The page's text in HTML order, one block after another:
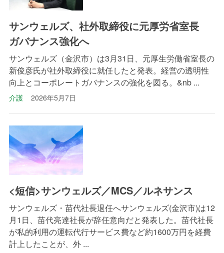
サンウェルズ、社外取締役に元厚労省室長
ガバナンス強化へ
サンウェルズ（金沢市）は3月31日、元厚生労働省室長の
新俊彦氏が社外取締役に就任したと発表。経営の透明性
向上とコーポレートガバナンスの強化を図る。&nb ...
介護 2026年5月7日
<短信>サンウェルズ／MCS／ルネサンス
サンウェルズ・苗代社長退任へサンウェルズ(金沢市)は12
月1日、苗代亮達社長が辞任意向だと発表した。苗代社長
が私的利用の運転代行サービス費など約1600万円を経費
計上したことが、外 ...